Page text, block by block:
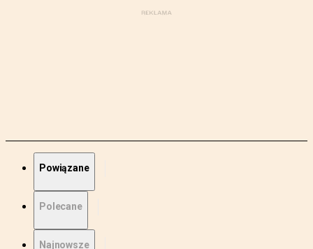
Powiązane
Polecane
Najnowsze